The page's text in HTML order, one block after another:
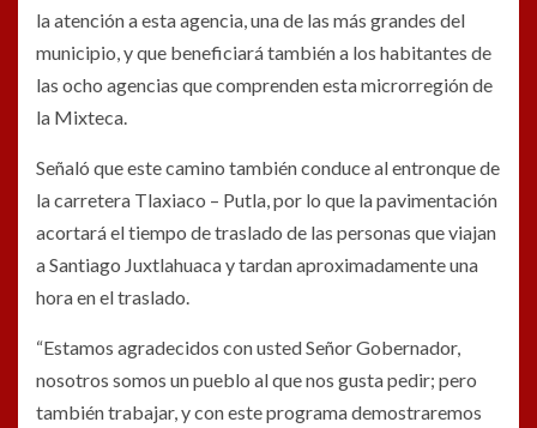
la atención a esta agencia, una de las más grandes del
municipio, y que beneficiará también a los habitantes de
las ocho agencias que comprenden esta microrregión de
la Mixteca.
Señaló que este camino también conduce al entronque de
la carretera Tlaxiaco – Putla, por lo que la pavimentación
acortará el tiempo de traslado de las personas que viajan
a Santiago Juxtlahuaca y tardan aproximadamente una
hora en el traslado.
“Estamos agradecidos con usted Señor Gobernador,
nosotros somos un pueblo al que nos gusta pedir; pero
también trabajar, y con este programa demostraremos